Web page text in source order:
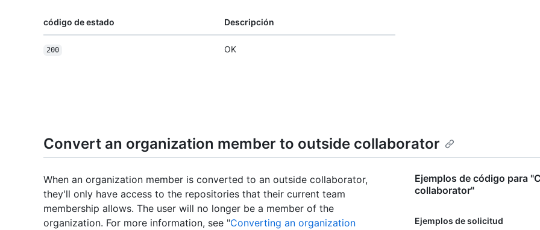
código de estado Descripción
200 OK
Convert an organization member to outside collaborator
When an organization member is converted to an outside collaborator,
they'll only have access to the repositories that their current team
membership allows. The user will no longer be a member of the
organization. For more information, see "Converting an organization
Ejemplos de código para
collaborator"
Ejemplos de solicitud